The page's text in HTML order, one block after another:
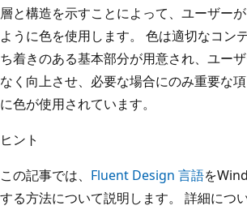
層と構造を示すことによって、ユーザー
ように色を使用します。 色は適切なコン
ち着きのある基本部分が用意され、ユー
なく向上させ、必要な場合にのみ重要な
に色が使用されています。
ヒント
この記事では、 Fluent Design 言語を
する方法について説明します。 詳細につ